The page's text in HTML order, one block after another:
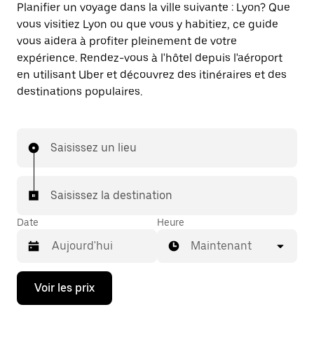
Planifier un voyage dans la ville suivante : Lyon? Que
vous visitiez Lyon ou que vous y habitiez, ce guide
vous aidera à profiter pleinement de votre
expérience. Rendez-vous à l'hôtel depuis l'aéroport
en utilisant Uber et découvrez des itinéraires et des
destinations populaires.
Saisissez un lieu
Saisissez la destination
Date
Appuyez
la
Heure
Maintenant
Voir les prix